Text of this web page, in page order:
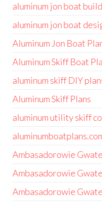
aluminum jon boat
aluminum jon boat
Aluminum Jon Boat
Aluminum Skiff Boat
aluminum skiff DIY
Aluminum Skiff Plans
aluminum utility skiff
Ambasadorowie
Ambasadorowie
Ambasadorowie